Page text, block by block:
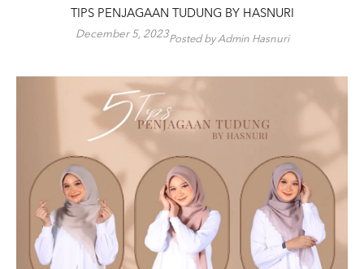
TIPS PENJAGAAN TUDUNG BY HASNURI
December 5, 2023Posted by Admin Hasnuri